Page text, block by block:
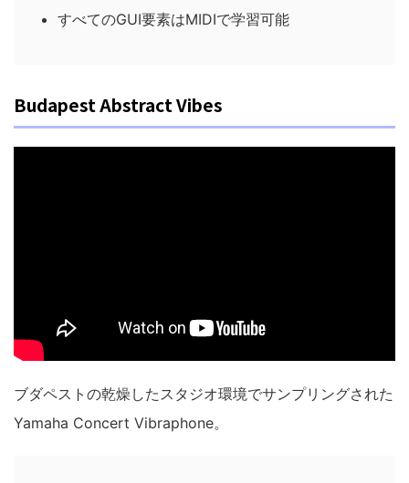
すべてのGUI要素はMIDIで学習可能
Budapest Abstract Vibes
ブダペストの乾燥したスタジオ環境でサンプリングされた
Yamaha Concert Vibraphone。